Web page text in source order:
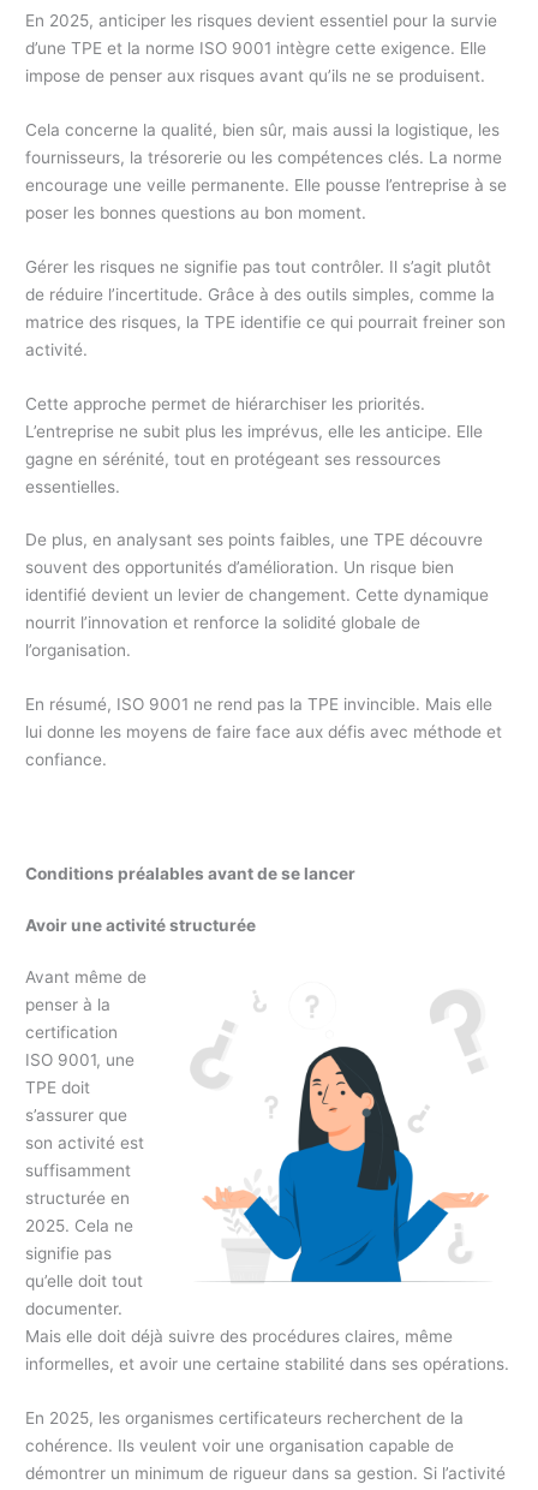
En 2025, anticiper les risques devient essentiel pour la survie
d’une TPE et la norme ISO 9001 intègre cette exigence. Elle
impose de penser aux risques avant qu’ils ne se produisent.
Cela concerne la qualité, bien sûr, mais aussi la logistique, les
fournisseurs, la trésorerie ou les compétences clés. La norme
encourage une veille permanente. Elle pousse l’entreprise à se
poser les bonnes questions au bon moment.
Gérer les risques ne signifie pas tout contrôler. Il s’agit plutôt
de réduire l’incertitude. Grâce à des outils simples, comme la
matrice des risques, la TPE identifie ce qui pourrait freiner son
activité.
Cette approche permet de hiérarchiser les priorités.
L’entreprise ne subit plus les imprévus, elle les anticipe. Elle
gagne en sérénité, tout en protégeant ses ressources
essentielles.
De plus, en analysant ses points faibles, une TPE découvre
souvent des opportunités d’amélioration. Un risque bien
identifié devient un levier de changement. Cette dynamique
nourrit l’innovation et renforce la solidité globale de
l’organisation.
En résumé, ISO 9001 ne rend pas la TPE invincible. Mais elle
lui donne les moyens de faire face aux défis avec méthode et
confiance.
Conditions préalables avant de se lancer
Avoir une activité structurée
Avant même de
penser à la
certification
ISO 9001, une
TPE doit
s’assurer que
son activité est
suffisamment
structurée en
2025. Cela ne
signifie pas
qu’elle doit tout
documenter.
Mais elle doit déjà suivre des procédures claires, même
informelles, et avoir une certaine stabilité dans ses opérations.
En 2025, les organismes certificateurs recherchent de la
cohérence. Ils veulent voir une organisation capable de
démontrer un minimum de rigueur dans sa gestion. Si l’activité